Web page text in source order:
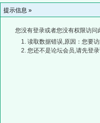
提示信息 »
您没有登录或者您没有权限访
读取数据错误,原因：您要
您还不是论坛会员,请先登